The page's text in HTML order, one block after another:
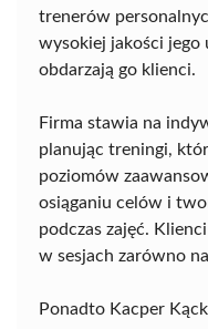
trenerów
wysokiej jakości jego
obdarzają go klienci.
Firma stawia na
planując treningi,
poziomów
osiąganiu celów i
podczas zajęć.
w sesjach zarówno
Ponadto Kacper